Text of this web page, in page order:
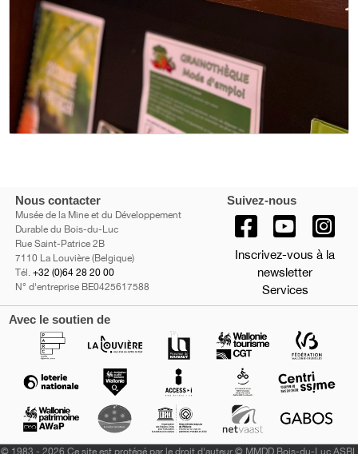
Nous contacter
Musée de la Mine et du Développement
Durable du Bois-du-Luc
Rue Saint-Patrice 2B
7110 La Louvière (Belgique)
Tél. +32 (0)64 28 20 00
N° d'entreprise BE0425617588
Suivez-nous
Inscrivez-vous à la
newsletter
Services
Avec le soutien de
©1983 - 2026 Ce site est protégé par le droit d'auteur © MMDD Bois-du-Luc ASBL